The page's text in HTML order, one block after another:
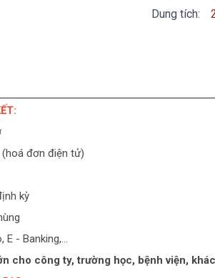
Dung tích:
(hoá đơn điện tử)
kỳ
E - Banking,...
cho công ty, trường học, bệnh viện,